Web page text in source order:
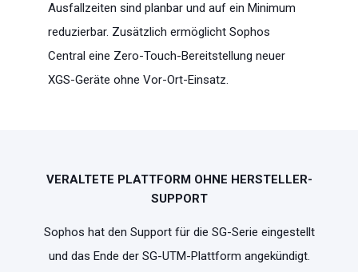
Ausfallzeiten sind planbar und auf ein Minimum
reduzierbar. Zusätzlich ermöglicht Sophos
Central eine Zero-Touch-Bereitstellung neuer
XGS-Geräte ohne Vor-Ort-Einsatz.
VERALTETE PLATTFORM OHNE HERSTELLER-
SUPPORT
Sophos hat den Support für die SG-Serie eingestellt
und das Ende der SG-UTM-Plattform angekündigt.